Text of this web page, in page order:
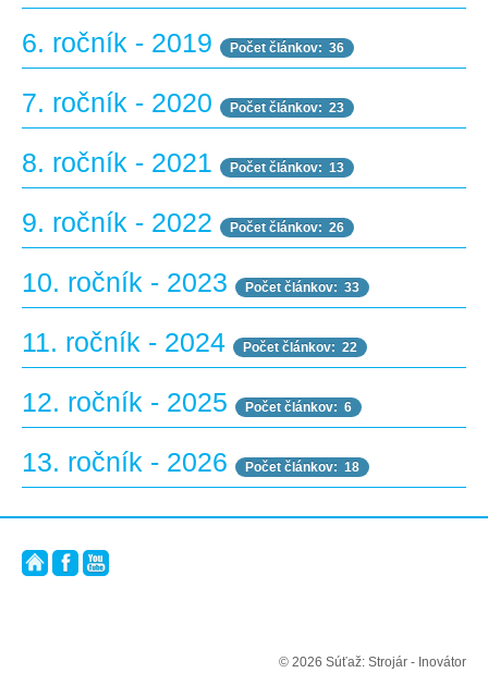
6. ročník - 2019 Počet článkov: 36
7. ročník - 2020 Počet článkov: 23
8. ročník - 2021 Počet článkov: 13
9. ročník - 2022 Počet článkov: 26
10. ročník - 2023 Počet článkov: 33
11. ročník - 2024 Počet článkov: 22
12. ročník - 2025 Počet článkov: 6
13. ročník - 2026 Počet článkov: 18
© 2026 Súťaž: Strojár - Inovátor